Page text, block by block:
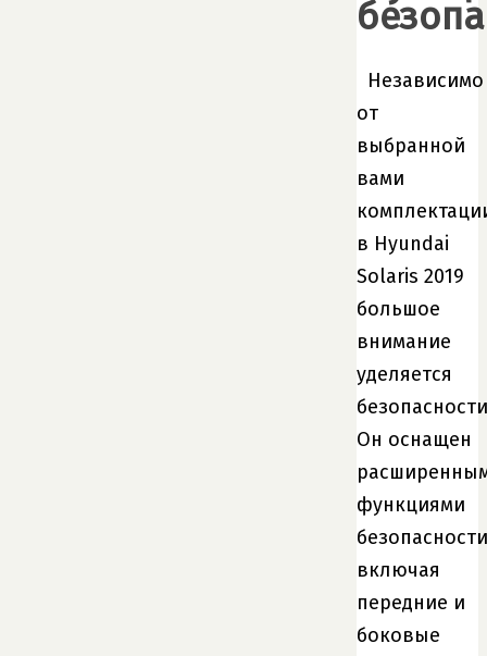
Независимо
от
выбранной
вами
в Hyundai
Solaris 2019
большое
внимание
уделяется
Он оснащен
функциями
включая
передние и
боковые